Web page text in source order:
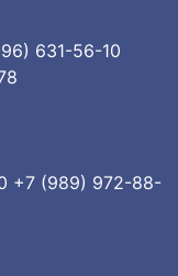
631-56-10
+7 (989) 972-88-